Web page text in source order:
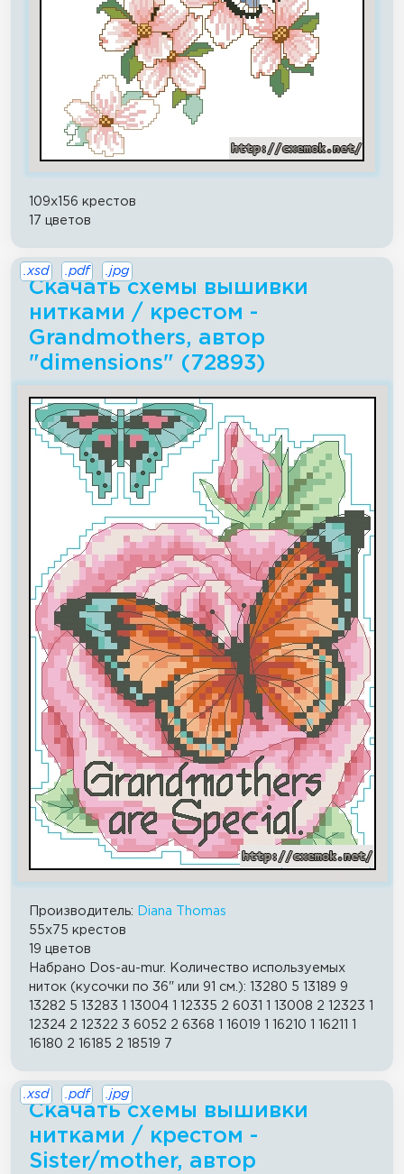
109x156 крестов
17 цветов
Скачать схемы вышивки
нитками / крестом -
Grandmothers, автор
"dimensions" (72893)
.xsd .pdf .jpg
Производитель:
Diana Thomas
55x75 крестов
19 цветов
Набрано Dos-au-mur. Количество используемых
ниток (кусочки по 36" или 91 см.): 13280 5 13189 9
13282 5 13283 1 13004 1 12335 2 6031 1 13008 2 12323 1
12324 2 12322 3 6052 2 6368 1 16019 1 16210 1 16211 1
16180 2 16185 2 18519 7
Скачать схемы вышивки
нитками / крестом -
Sister/mother, автор
.xsd .pdf .jpg